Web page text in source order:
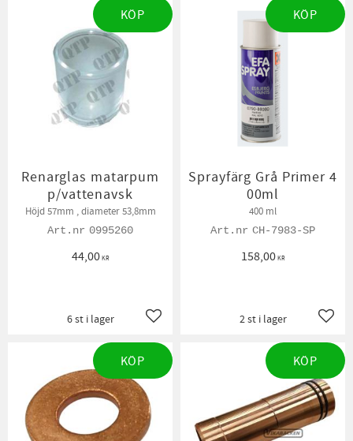
Renarglas matarpum
p/vattenavsk
Höjd 57mm , diameter 53,8mm
0995260
44,00KR
Lägg till i favoriter
6 st i lager
KÖP
Sprayfärg Grå Primer 4
00ml
400 ml
CH-7983-SP
158,00KR
2 st i lager
KÖP
KÖP KÖP